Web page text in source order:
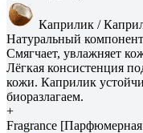
Каприлик /
Натуральный
Смягчает, увлажняет
Лёгкая консистенция
кожи. Каприлик
биоразлагаем.
+
Fragrance